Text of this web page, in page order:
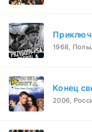
1968,
Конец
2006,